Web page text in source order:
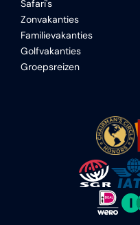
Safari's
Zonvakanties
Familievakanties
Golfvakanties
Groepsreizen